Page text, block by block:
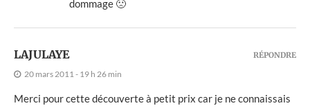
dommage 🙁
LAJULAYE
20 mars 2011 - 19 h 26 min
Merci pour cette découverte à petit prix car je ne connaissais
RÉPONDRE